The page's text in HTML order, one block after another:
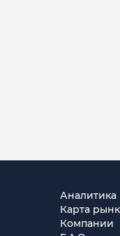
Аналитика
Карта
Компании